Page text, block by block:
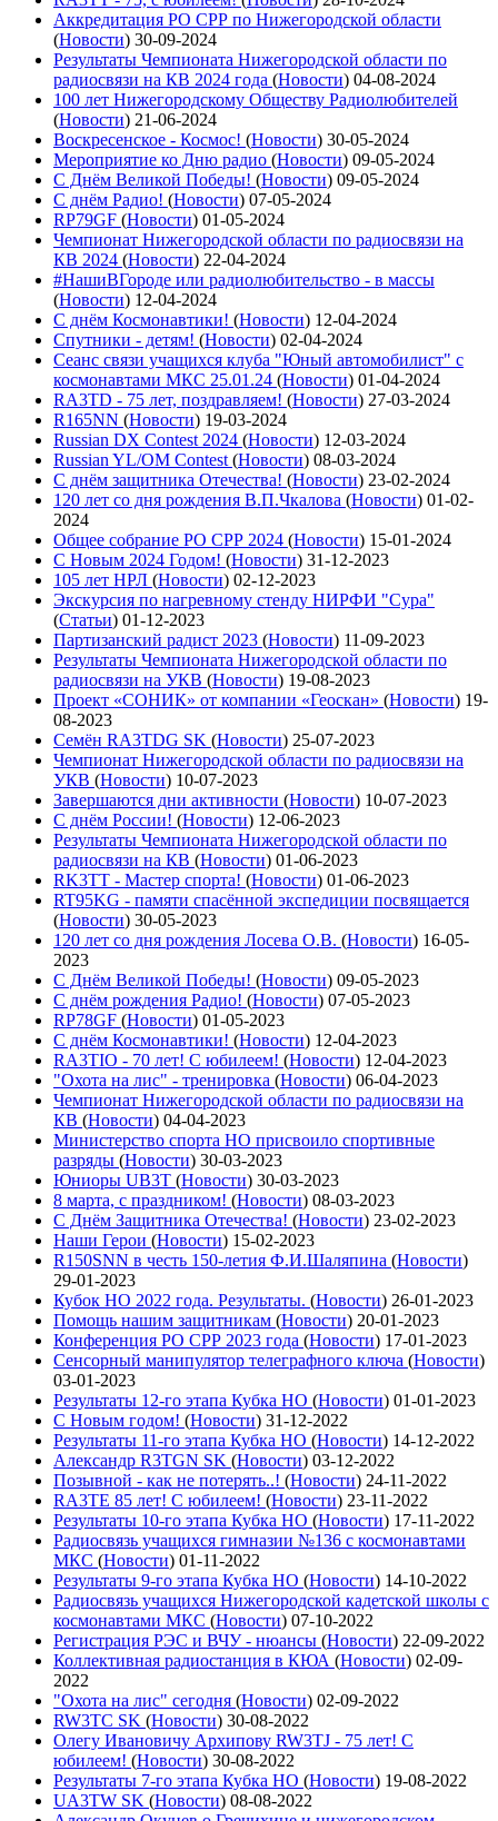
Аккредитация РО СРР по Нижегородской области
(Новости) 30-09-2024
Результаты Чемпионата Нижегородской области по
радиосвязи на КВ 2024 года (Новости) 04-08-2024
100 лет Нижегородскому Обществу Радиолюбителей
(Новости) 21-06-2024
Воскресенское - Космос! (Новости) 30-05-2024
Мероприятие ко Дню радио (Новости) 09-05-2024
С Днём Великой Победы! (Новости) 09-05-2024
С днём Радио! (Новости) 07-05-2024
RP79GF (Новости) 01-05-2024
Чемпионат Нижегородской области по радиосвязи на
КВ 2024 (Новости) 22-04-2024
#НашиВГороде или радиолюбительство - в массы
(Новости) 12-04-2024
С днём Космонавтики! (Новости) 12-04-2024
Спутники - детям! (Новости) 02-04-2024
Сеанс связи учащихся клуба "Юный автомобилист" с
космонавтами МКС 25.01.24 (Новости) 01-04-2024
RA3TD - 75 лет, поздравляем! (Новости) 27-03-2024
R165NN (Новости) 19-03-2024
Russian DX Contest 2024 (Новости) 12-03-2024
Russian YL/OM Contest (Новости) 08-03-2024
С днём защитника Отечества! (Новости) 23-02-2024
120 лет со дня рождения В.П.Чкалова (Новости) 01-02-
2024
Общее собрание РО СРР 2024 (Новости) 15-01-2024
С Новым 2024 Годом! (Новости) 31-12-2023
105 лет НРЛ (Новости) 02-12-2023
Экскурсия по нагревному стенду НИРФИ "Сура"
(Статьи) 01-12-2023
Партизанский радист 2023 (Новости) 11-09-2023
Результаты Чемпионата Нижегородской области по
радиосвязи на УКВ (Новости) 19-08-2023
Проект «СОНИК» от компании «Геоскан» (Новости) 19-
08-2023
Семён RA3TDG SK (Новости) 25-07-2023
Чемпионат Нижегородской области по радиосвязи на
УКВ (Новости) 10-07-2023
Завершаются дни активности (Новости) 10-07-2023
С днём России! (Новости) 12-06-2023
Результаты Чемпионата Нижегородской области по
радиосвязи на КВ (Новости) 01-06-2023
RK3TT - Мастер спорта! (Новости) 01-06-2023
RT95KG - памяти спасённой экспедиции посвящается
(Новости) 30-05-2023
120 лет со дня рождения Лосева О.В. (Новости) 16-05-
2023
С Днём Великой Победы! (Новости) 09-05-2023
С днём рождения Радио! (Новости) 07-05-2023
RP78GF (Новости) 01-05-2023
С днём Космонавтики! (Новости) 12-04-2023
RA3TIO - 70 лет! С юбилеем! (Новости) 12-04-2023
"Охота на лис" - тренировка (Новости) 06-04-2023
Чемпионат Нижегородской области по радиосвязи на
КВ (Новости) 04-04-2023
Министерство спорта НО присвоило спортивные
разряды (Новости) 30-03-2023
Юниоры UB3T (Новости) 30-03-2023
8 марта, с праздником! (Новости) 08-03-2023
С Днём Защитника Отечества! (Новости) 23-02-2023
Наши Герои (Новости) 15-02-2023
R150SNN в честь 150-летия Ф.И.Шаляпина (Новости)
29-01-2023
Кубок НО 2022 года. Результаты. (Новости) 26-01-2023
Помощь нашим защитникам (Новости) 20-01-2023
Конференция РО СРР 2023 года (Новости) 17-01-2023
Сенсорный манипулятор телеграфного ключа (Новости)
03-01-2023
Результаты 12-го этапа Кубка НО (Новости) 01-01-2023
С Новым годом! (Новости) 31-12-2022
Результаты 11-го этапа Кубка НО (Новости) 14-12-2022
Александр R3TGN SK (Новости) 03-12-2022
Позывной - как не потерять..! (Новости) 24-11-2022
RA3TE 85 лет! С юбилеем! (Новости) 23-11-2022
Результаты 10-го этапа Кубка НО (Новости) 17-11-2022
Радиосвязь учащихся гимназии №136 с космонавтами
МКС (Новости) 01-11-2022
Результаты 9-го этапа Кубка НО (Новости) 14-10-2022
Радиосвязь учащихся Нижегородской кадетской школы с
космонавтами МКС (Новости) 07-10-2022
Регистрация РЭС и ВЧУ - нюансы (Новости) 22-09-2022
Коллективная радиостанция в КЮА (Новости) 02-09-
2022
"Охота на лис" сегодня (Новости) 02-09-2022
RW3TC SK (Новости) 30-08-2022
Олегу Ивановичу Архипову RW3TJ - 75 лет! С
юбилеем! (Новости) 30-08-2022
Результаты 7-го этапа Кубка НО (Новости) 19-08-2022
UA3TW SK (Новости) 08-08-2022